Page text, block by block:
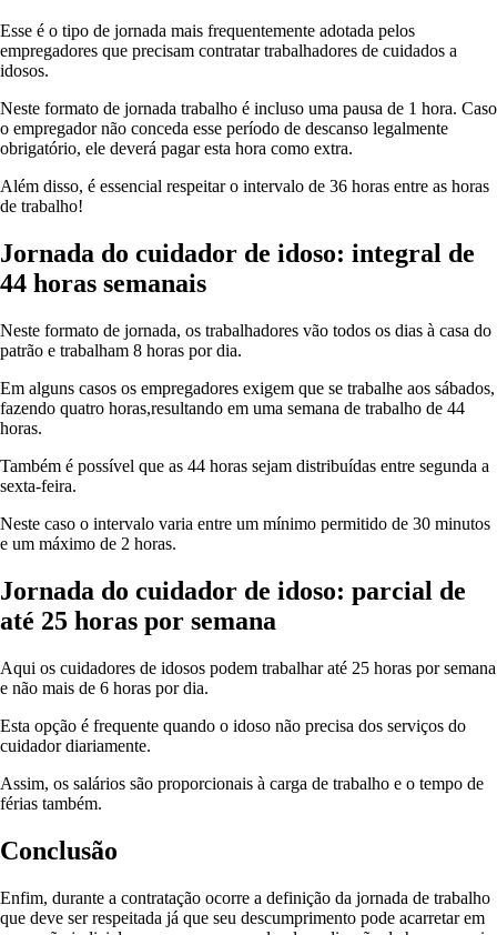
Esse é o tipo de jornada mais frequentemente adotada pelos
empregadores que precisam contratar trabalhadores de cuidados a
idosos.
Neste formato de jornada trabalho é incluso uma pausa de 1 hora. Caso
o empregador não conceda esse período de descanso legalmente
obrigatório, ele deverá pagar esta hora como extra.
Além disso, é essencial respeitar o intervalo de 36 horas entre as horas
de trabalho!
Jornada do cuidador de idoso: integral de
44 horas semanais
Neste formato de jornada, os trabalhadores vão todos os dias à casa do
patrão e trabalham 8 horas por dia.
Em alguns casos os empregadores exigem que se trabalhe aos sábados,
fazendo quatro horas,resultando em uma semana de trabalho de 44
horas.
Também é possível que as 44 horas sejam distribuídas entre segunda a
sexta-feira.
Neste caso o intervalo varia entre um mínimo permitido de 30 minutos
e um máximo de 2 horas.
Jornada do cuidador de idoso: parcial de
até 25 horas por semana
Aqui os cuidadores de idosos podem trabalhar até 25 horas por semana
e não mais de 6 horas por dia.
Esta opção é frequente quando o idoso não precisa dos serviços do
cuidador diariamente.
Assim, os salários são proporcionais à carga de trabalho e o tempo de
férias também.
Conclusão
Enfim, durante a contratação ocorre a definição da jornada de trabalho
que deve ser respeitada já que seu descumprimento pode acarretar em